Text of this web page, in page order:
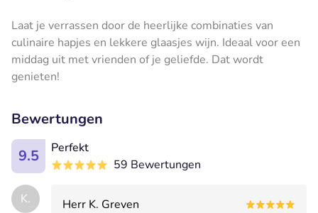
Laat je verrassen door de heerlijke combinaties van
culinaire hapjes en lekkere glaasjes wijn. Ideaal voor een
middag uit met vrienden of je geliefde. Dat wordt
genieten!
Bewertungen
9.5
Perfekt
59 Bewertungen
K. Herr K. Greven